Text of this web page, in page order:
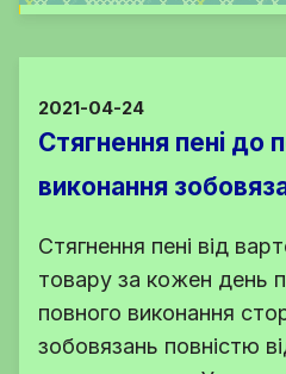
2021-04-24
Стягнення пені до
виконання
Стягнення пені від
товару за кожен день
повного виконання
зобовязань повністю